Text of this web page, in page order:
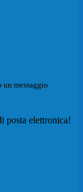
un messaggio
posta elettronica!